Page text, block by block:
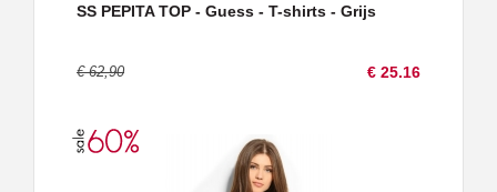
SS PEPITA TOP - Guess - T-shirts - Grijs
€ 62,90 € 25.16